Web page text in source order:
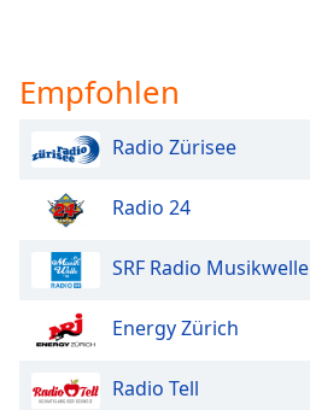
Empfohlen
Radio Zürisee
Radio 24
SRF Radio Musikwelle
Energy Zürich
Radio Tell